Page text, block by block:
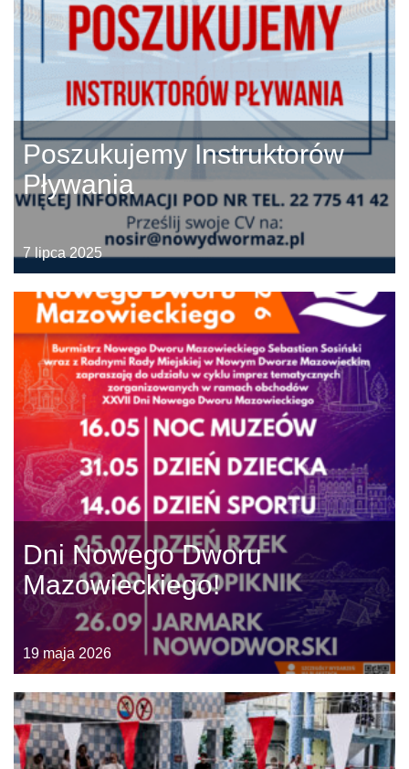
Poszukujemy Instruktorów
Pływania
7 lipca 2025
Dni Nowego Dworu
Mazowieckiego!
19 maja 2026